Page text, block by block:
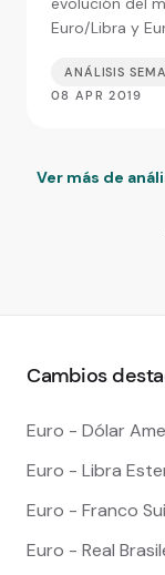
Euro/Libra y
ANÁLISIS
08 APR 2019
Ver más de
Cambios
Euro - Dólar
Euro - Libra
Euro - Franco
Euro - Real